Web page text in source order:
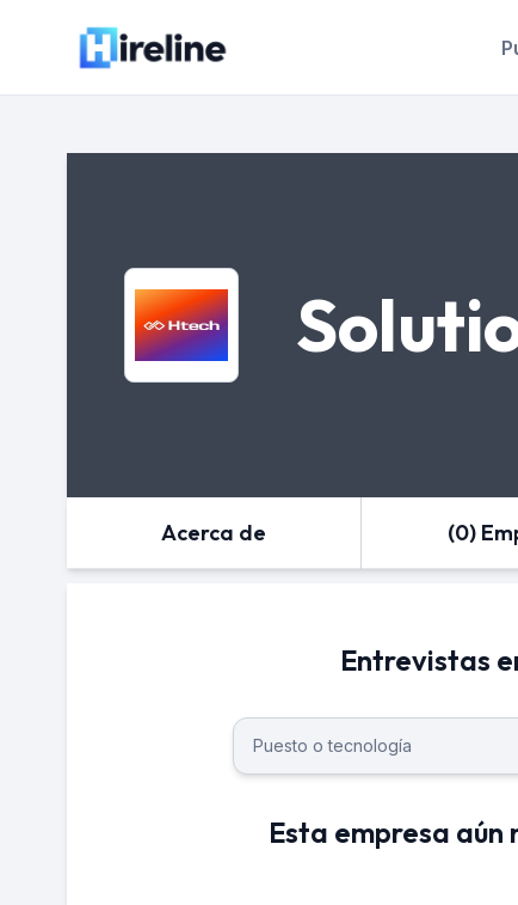
Acerca de (0)
Entrevistas
Esta empresa